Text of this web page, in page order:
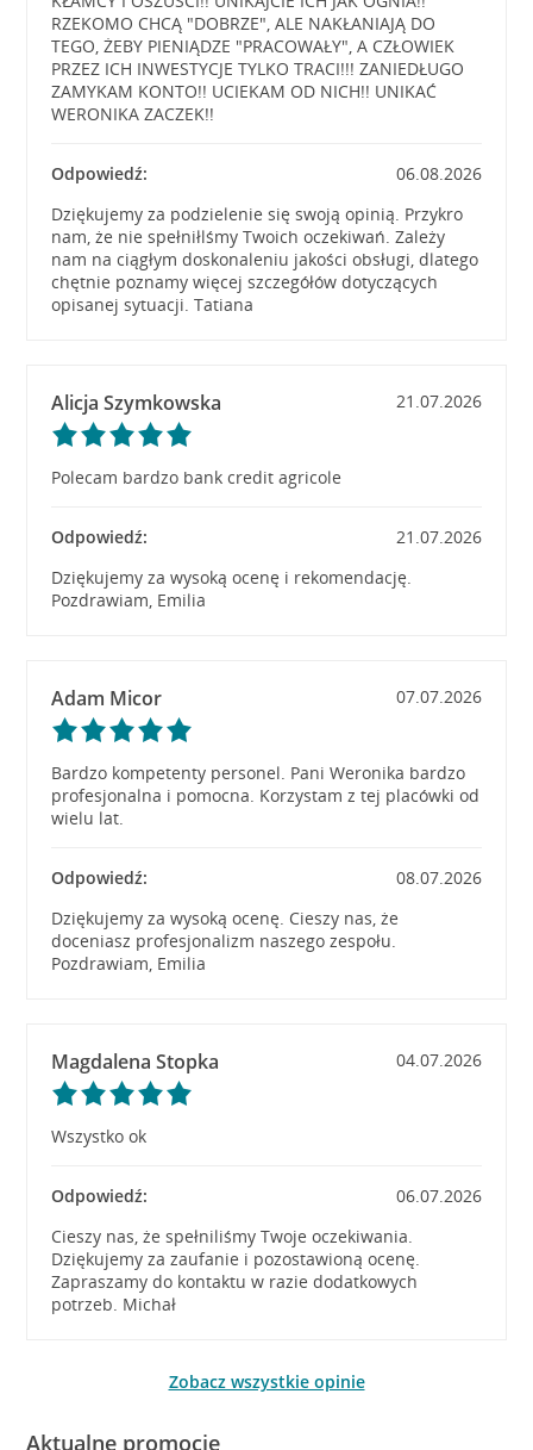
RZEKOMO CHCĄ "DOBRZE", ALE NAKŁANIAJĄ DO
TEGO, ŻEBY PIENIĄDZE "PRACOWAŁY", A CZŁOWIEK
PRZEZ ICH INWESTYCJE TYLKO TRACI!!! ZANIEDŁUGO
ZAMYKAM KONTO!! UCIEKAM OD NICH!! UNIKAĆ
WERONIKA ZACZEK!!
Odpowiedź:
06.08.2026
Dziękujemy za podzielenie się swoją opinią. Przykro
nam, że nie spełniłlśmy Twoich oczekiwań. Zależy
nam na ciągłym doskonaleniu jakości obsługi, dlatego
chętnie poznamy więcej szczegółów dotyczących
opisanej sytuacji. Tatiana
Alicja Szymkowska 21.07.2026
Polecam bardzo bank credit agricole
Odpowiedź:
21.07.2026
Dziękujemy za wysoką ocenę i rekomendację.
Pozdrawiam, Emilia
Adam Micor 07.07.2026
Bardzo kompetenty personel. Pani Weronika bardzo
profesjonalna i pomocna. Korzystam z tej placówki od
wielu lat.
Odpowiedź:
08.07.2026
Dziękujemy za wysoką ocenę. Cieszy nas, że
doceniasz profesjonalizm naszego zespołu.
Pozdrawiam, Emilia
Magdalena Stopka 04.07.2026
Wszystko ok
Odpowiedź:
06.07.2026
Cieszy nas, że spełniliśmy Twoje oczekiwania.
Dziękujemy za zaufanie i pozostawioną ocenę.
Zapraszamy do kontaktu w razie dodatkowych
potrzeb. Michał
Zobacz wszystkie opinie
Aktualne promocje